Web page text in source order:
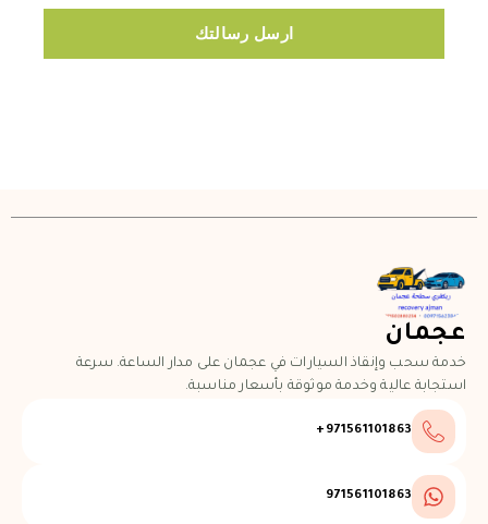
ارسل رسالتك
عجمان
خدمة سحب وإنقاذ السيارات في عجمان على مدار الساعة. سرعة
استجابة عالية وخدمة موثوقة بأسعار مناسبة.
971561101863+
971561101863